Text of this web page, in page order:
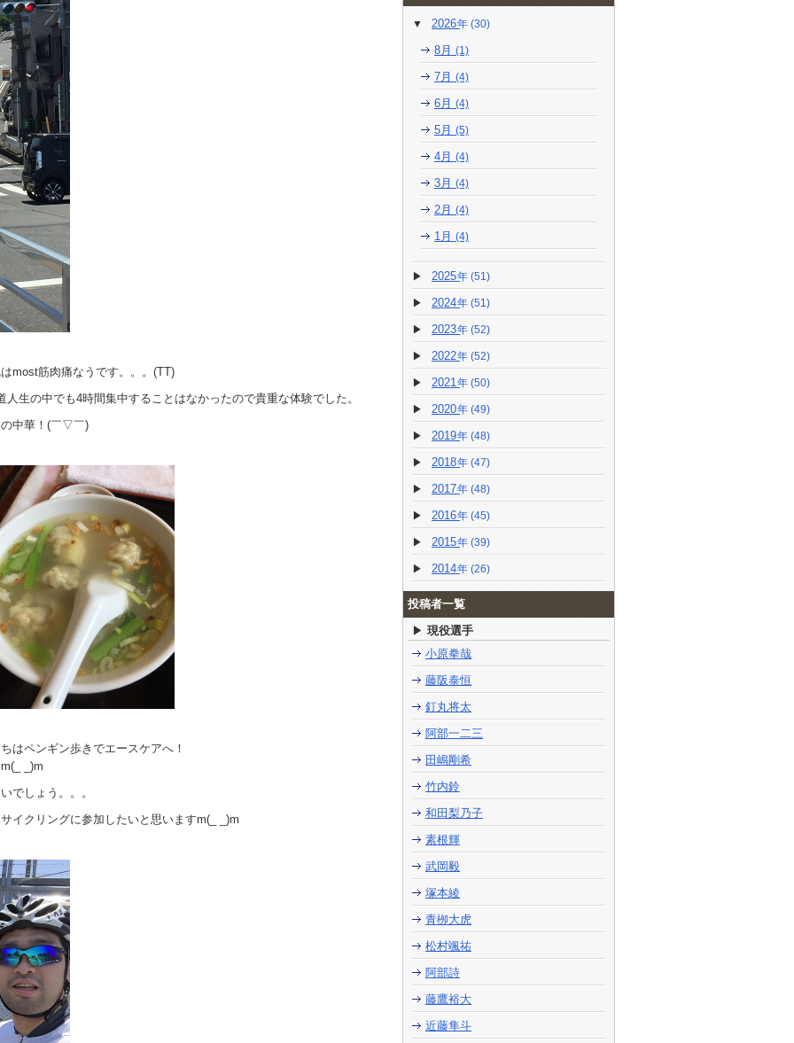
most筋肉痛なうです。。。(TT)
生の中でも4時間集中することはなかったので貴重な体験でした。
の中華！(￣▽￣)
はペンギン歩きでエースケアへ！
_)m
でしょう。。。
イクリングに参加したいと思いますm(_ _)m
2026 (30)
8月(1)
7月(4)
6月(4)
5月(5)
4月(4)
3月(4)
2月(4)
1月(4)
2025 (51)
2024 (51)
2023 (52)
2022 (52)
2021 (50)
2020 (49)
2019 (48)
2018 (47)
2017 (48)
2016 (45)
2015 (39)
2014 (26)
投稿者一覧
現役選手
小原拳哉
藤阪泰恒
釘丸将太
阿部一二三
田嶋剛希
竹内鈴
和田梨乃子
素根輝
武岡毅
塚本綾
青栁大虎
松村颯祐
阿部詩
藤鷹裕大
近藤隼斗